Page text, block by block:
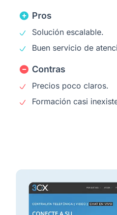
Pros
Solución escalable.
Buen servicio de
Contras
Precios poco claros.
Formación casi